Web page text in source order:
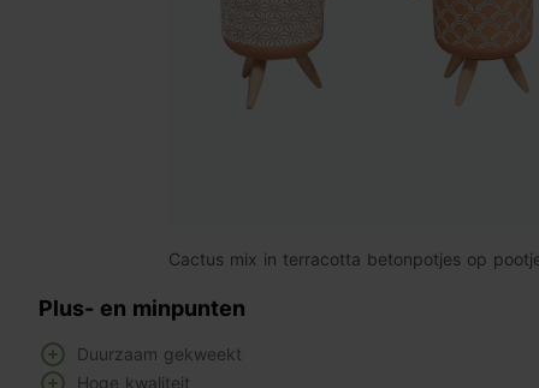
Cactus mix in terracotta betonpotjes op
Plus- en minpunten
Duurzaam gekweekt
Hoge kwaliteit